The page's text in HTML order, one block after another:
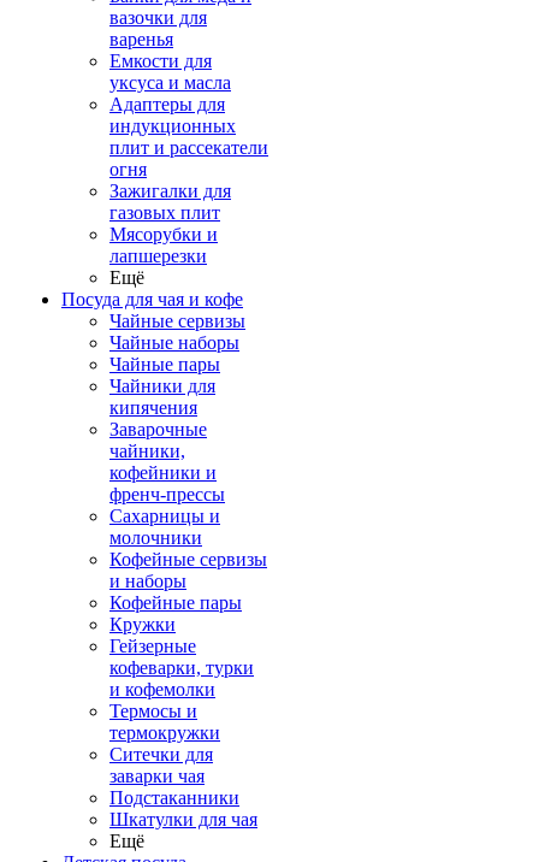
вазочки для
варенья
Емкости для
уксуса и масла
Адаптеры для
индукционных
плит и рассекатели
огня
Зажигалки для
газовых плит
Мясорубки и
лапшерезки
Ещё
Посуда для чая и кофе
Чайные сервизы
Чайные наборы
Чайные пары
Чайники для
кипячения
Заварочные
чайники,
кофейники и
френч-прессы
Сахарницы и
молочники
Кофейные сервизы
и наборы
Кофейные пары
Кружки
Гейзерные
кофеварки, турки
и кофемолки
Термосы и
термокружки
Ситечки для
заварки чая
Подстаканники
Шкатулки для чая
Ещё